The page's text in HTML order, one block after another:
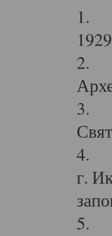
1.
2.
3.
4.
г.
5.